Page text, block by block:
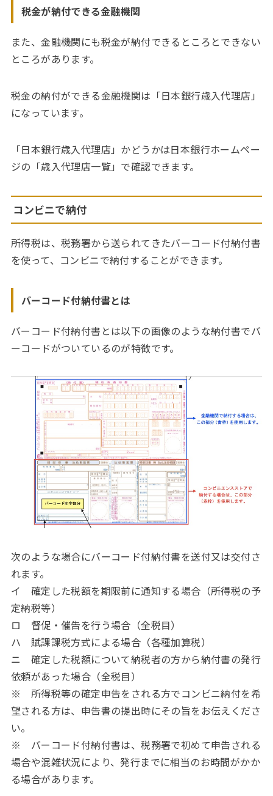
税金が納付できる金融機関
また、金融機関にも税金が納付できるところとできない
ところがあります。
税金の納付ができる金融機関は「日本銀行歳入代理店」
になっています。
「日本銀行歳入代理店」かどうかは日本銀行ホームペー
ジの「歳入代理店一覧」で確認できます。
コンビニで納付
所得税は、税務署から送られてきたバーコード付納付書
を使って、コンビニで納付することができます。
バーコード付納付書とは
バーコード付納付書とは以下の画像のような納付書でバ
ーコードがついているのが特徴です。
次のような場合にバーコード付納付書を送付又は交付さ
れます。
イ 確定した税額を期限前に通知する場合（所得税の予
定納税等）
ロ 督促・催告を行う場合（全税目）
ハ 賦課課税方式による場合（各種加算税）
ニ 確定した税額について納税者の方から納付書の発行
依頼があった場合（全税目）
※ 所得税等の確定申告をされる方でコンビニ納付を希
望される方は、申告書の提出時にその旨をお伝えくださ
い。
※ バーコード付納付書は、税務署で初めて申告される
場合や混雑状況により、発行までに相当のお時間がかか
る場合があります。